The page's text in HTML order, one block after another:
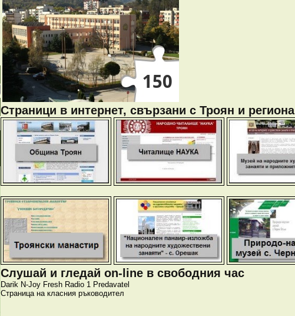
Страници в интернет, свързани с Троян и региона
Слушай и гледай on-line в свободния час
Darik N-Joy Fresh Radio 1 Predavatel
Страница на класния ръководител